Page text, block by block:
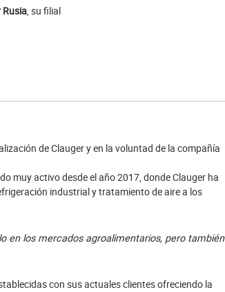
Rusia, su filial
de Clauger y en la voluntad de la compañía
muy activo desde el año 2017, donde Clauger ha
industrial y tratamiento de aire a los
en los mercados agroalimentarios, pero también
con sus actuales clientes ofreciendo la